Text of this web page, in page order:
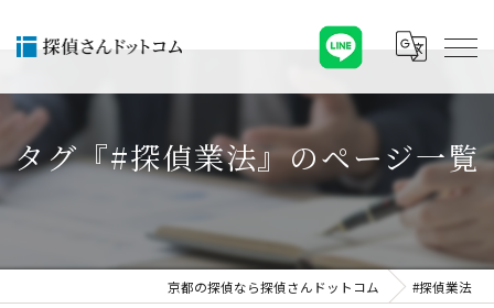
タグ『#探偵業法』のページ一覧
京都の探偵なら探偵さんドットコム #探偵業法